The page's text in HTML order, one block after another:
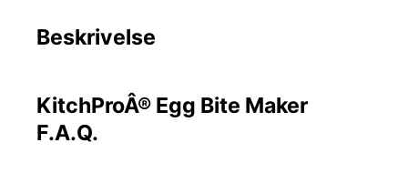
Beskrivelse
KitchProÂ® Egg Bite Maker
F.A.Q.